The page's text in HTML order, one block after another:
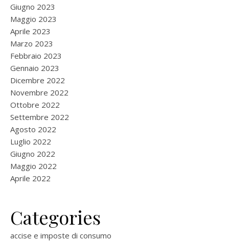
Giugno 2023
Maggio 2023
Aprile 2023
Marzo 2023
Febbraio 2023
Gennaio 2023
Dicembre 2022
Novembre 2022
Ottobre 2022
Settembre 2022
Agosto 2022
Luglio 2022
Giugno 2022
Maggio 2022
Aprile 2022
Categories
accise e imposte di consumo